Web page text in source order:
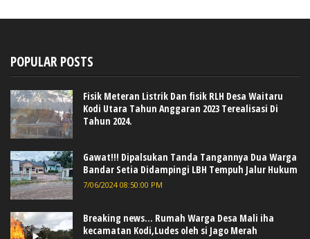
POPULAR POSTS
Fisik Meteran Listrik Dan fisik RLH Desa Waitaru
Kodi Utara Tahun Anggaran 2023 Terealisasi Di
Tahun 2024.
Gawat!!! Dipalsukan Tanda Tangannya Dua Warga
Bandar Setia Didampingi LBH Tempuh Jalur Hukum
7/06/2024 08:50:00 PM
Breaking news... Rumah Warga Desa Mali iha
kecamatan Kodi,Ludes oleh si Jago Merah